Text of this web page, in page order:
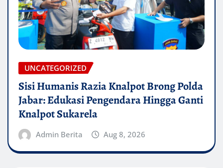
UNCATEGORIZED
Sisi Humanis Razia Knalpot Brong Polda
Jabar: Edukasi Pengendara Hingga Ganti
Knalpot Sukarela
Admin Berita Aug 8, 2026